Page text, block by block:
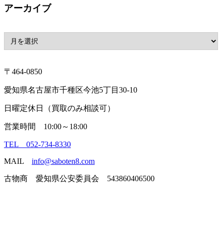
アーカイブ
〒464-0850
愛知県名古屋市千種区今池5丁目30-10
日曜定休日（買取のみ相談可）
営業時間 10:00～18:00
TEL 052-734-8330
MAIL info@saboten8.com
古物商 愛知県公安委員会 543860406500